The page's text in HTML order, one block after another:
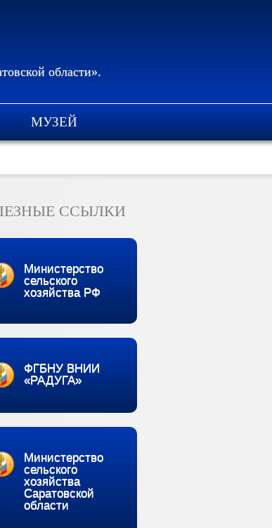
области».
МУЗЕЙ
ССЫЛКИ
Министерство
сельского
хозяйства РФ
ФГБНУ ВНИИ
«РАДУГА»
Министерство
сельского
хозяйства
Саратовской
области